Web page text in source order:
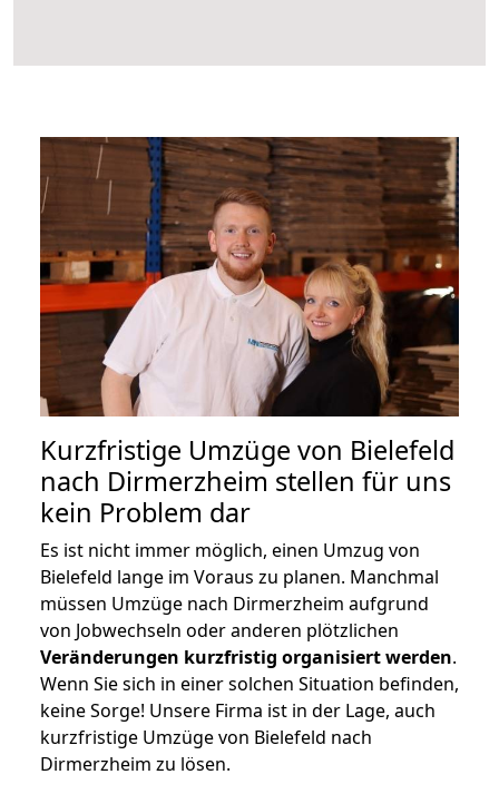
Kurzfristige Umzüge von Bielefeld
nach Dirmerzheim stellen für uns
kein Problem dar
Es ist nicht immer möglich, einen Umzug von
Bielefeld lange im Voraus zu planen. Manchmal
müssen Umzüge nach Dirmerzheim aufgrund
von Jobwechseln oder anderen plötzlichen
Veränderungen kurzfristig organisiert werden.
Wenn Sie sich in einer solchen Situation befinden,
keine Sorge! Unsere Firma ist in der Lage, auch
kurzfristige Umzüge von Bielefeld nach
Dirmerzheim zu lösen.